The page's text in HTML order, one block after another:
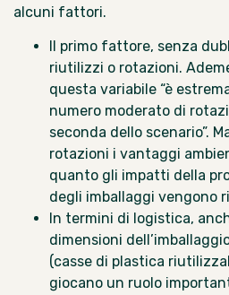
alcuni fattori.
Il primo fattore, senza
riutilizzi o rotazioni.
questa variabile “è
numero moderato di
seconda dello scenario”.
rotazioni i vantaggi
quanto gli impatti della
degli imballaggi vengono
In termini di logistica,
dimensioni
(casse di plastica
giocano un ruolo